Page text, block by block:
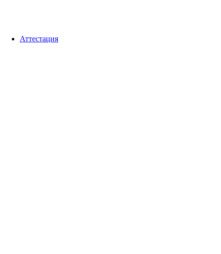
Аттестация